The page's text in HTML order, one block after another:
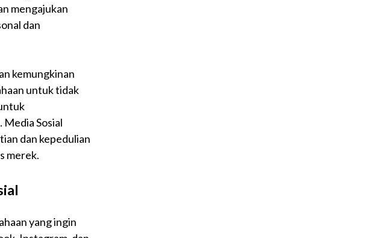
mengajukan
dan
kemungkinan
untuk tidak
Sosial
dan kepedulian
merek.
yang ingin